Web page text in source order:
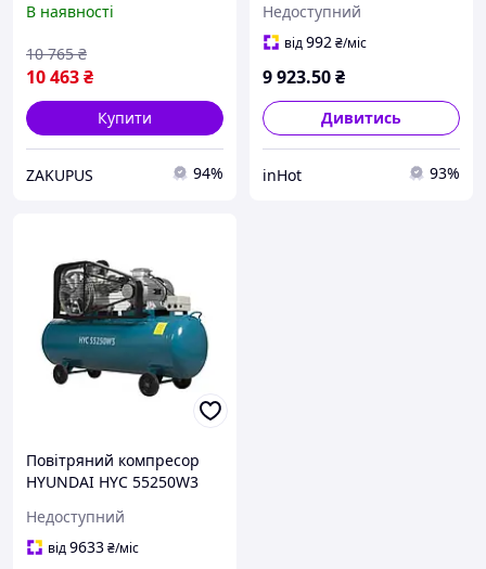
1824S 1000Вт 180 л/хв
В наявності
10 463₴
10 765 ₴
Купити
ZAKUPUS 94%
Недоступний
від992₴/міс
9 923.50₴
Дивитись
inHot 93%
Повітряний компресор
HYUNDAI HYC 55250W3
Недоступний
від9633₴/міс